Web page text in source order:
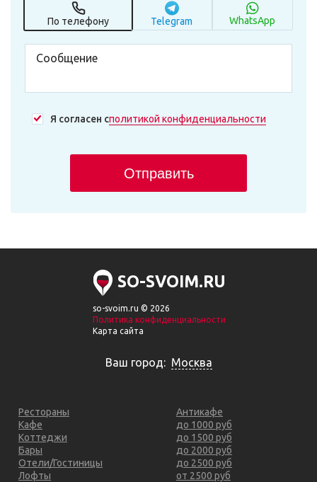
По телефону Telegram WhatsApp
Я согласен сполитикой конфиденциальности
Отправить
SO-SVOIM.RU
so-svoim.ru © 2026
Политика конфиденциальности
Карта сайта
Ваш город: Москва
Рестораны
Кафе
Коттеджи
Бары
Отели/Гостиницы
Лофты
Антикафе
до 1000 руб
до 1500 руб
до 2000 руб
до 2500 руб
от 2500 руб